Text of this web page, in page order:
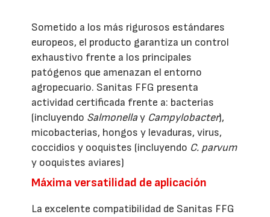
Sometido a los más rigurosos estándares
europeos, el producto garantiza un control
exhaustivo frente a los principales
patógenos que amenazan el entorno
agropecuario. Sanitas FFG presenta
actividad certificada frente a: bacterias
(incluyendo Salmonellay Campylobacter),
micobacterias, hongos y levaduras, virus,
coccidios y ooquistes (incluyendo C. parvum
y ooquistes aviares)
Máxima versatilidad de aplicación
La excelente compatibilidad de Sanitas FFG